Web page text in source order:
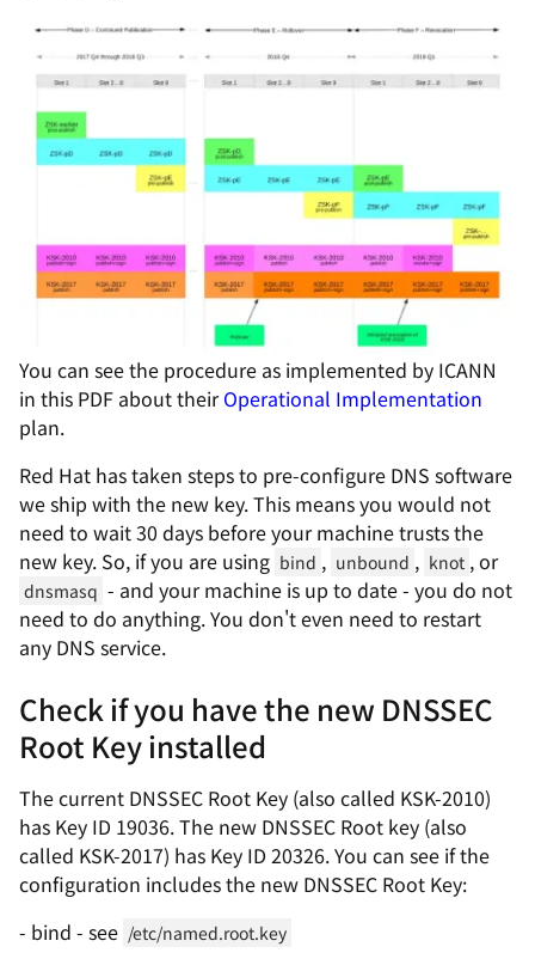
You can see the procedure as implemented by ICANN
in this PDF about theirOperational Implementation
plan.
Red Hat has taken steps to pre-configure DNS software
we ship with the new key. This means you would not
need to wait 30 days before your machine trusts the
new key. So, if you are using bind , unbound , knot , or
dnsmasq - and your machine is up to date - you do not
need to do anything. You don't even need to restart
any DNS service.
Check if you have the new DNSSEC
Root Key installed
The current DNSSEC Root Key (also called KSK-2010)
has Key ID 19036. The new DNSSEC Root key (also
called KSK-2017) has Key ID 20326. You can see if the
configuration includes the new DNSSEC Root Key:
- bind - see /etc/named.root.key